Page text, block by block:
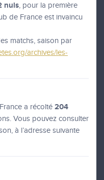
nuls, pour la première
de France est invaincu
matchs, saison par
archives/les-
a récolté 204
Vous pouvez consulter
à l’adresse suivante